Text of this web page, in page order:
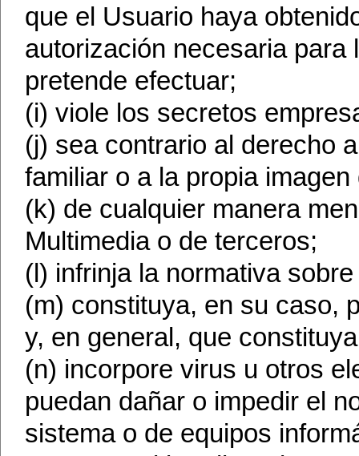
que el Usuario haya
autorización necesaria
pretende efectuar;
(i) viole los secretos
(j) sea contrario al derecho
familiar o a la propia
(k) de cualquier manera
Multimedia o de terceros;
(l) infrinja la normativa
(m) constituya, en su caso,
y, en general, que
(n) incorpore virus u otros
puedan dañar o impedir el
sistema o de equipos